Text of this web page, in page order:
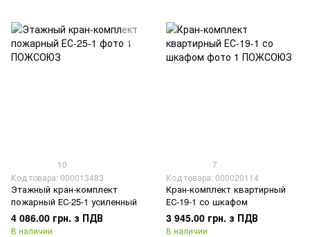
10
Код товара: 000013483
Этажный кран-комплект
пожарный ЕС-25-1 усиленный
4 086.00 грн. з ПДВ
В наличии
7
Код товара: 000020114
Кран-комплект квартирный
ЕС-19-1 со шкафом
3 945.00 грн. з ПДВ
В наличии